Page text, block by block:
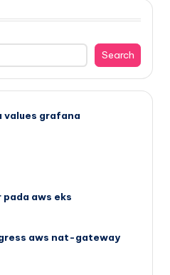
Search
values grafana
aws eks
aws nat-gateway